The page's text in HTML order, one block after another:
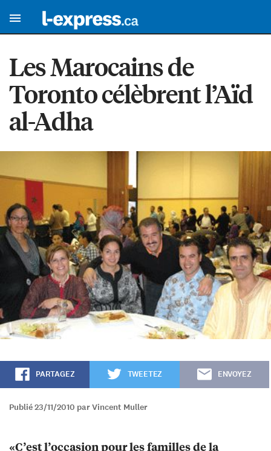
Les Marocains de
Toronto célèbrent l’Aïd
al-Adha
PARTAGEZ TWEETEZ ENVOYEZ
Publié 23/11/2010 par Vincent Muller
«C’est l’occasion pour les familles de la